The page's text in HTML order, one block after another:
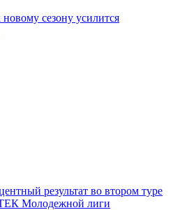
сезону усилится
результат во втором туре
Молодежной лиги